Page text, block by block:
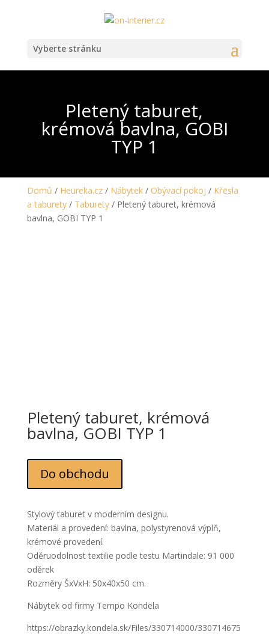
Vyberte stránku
Pletený taburet,
krémová bavlna, GOBI
TYP 1
Domů / Heureka.cz/ Nábytek/ Obývací pokoj / Křesla
a taburety/ Taburety/ Pletený taburet, krémová
bavlna, GOBI TYP 1
Pletený taburet, krémová
bavlna, GOBI TYP 1
Do obchodu
Stylový taburet v moderním designu.
Materiál a provedení: bavlna, polystyrenová výplň,
krémové provedení.
Oděruodolnost textilie podle testu Martindale: 91 000
oděrek
Rozměry ŠxVxH: 50x40x50 cm.
Nábytek od firmy Tempo Kondela
https://obrazky.kondela.sk/Files/330714000/330714675